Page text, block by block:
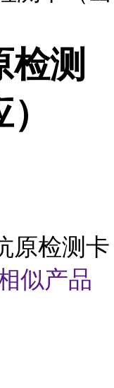
检测
原检测卡
似产品